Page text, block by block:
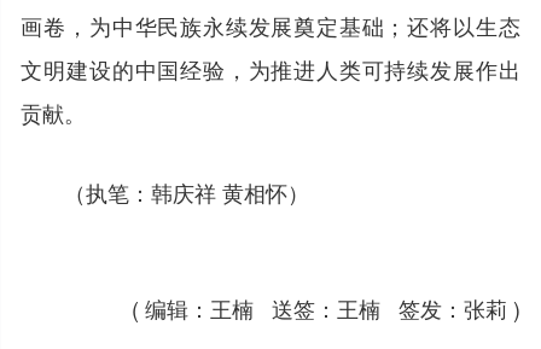
画卷，为中华民族永续发展奠定基础；还将以生态
文明建设的中国经验，为推进人类可持续发展作出
贡献。
（执笔：韩庆祥 黄相怀）
( 编辑：王楠 送签：王楠 签发：张莉 )